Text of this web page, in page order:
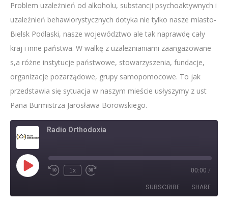
Problem uzależnień od alkoholu, substancji psychoaktywnych i
uzależnień behawiorystycznych dotyka nie tylko nasze miasto-
Bielsk Podlaski, nasze województwo ale tak naprawdę cały
kraj i inne państwa. W walkę z uzależnianiami zaangażowane
s,a różne instytucje państwowe, stowarzyszenia, fundacje,
organizacje pozarządowe, grupy samopomocowe. To jak
przedstawia się sytuacja w naszym mieście usłyszymy z ust
Pana Burmistrza Jarosława Borowskiego.
Radio Orthodoxia
Play
EpisodeRewind
1x
Fast
seconds
00:00 /
SUBSCRIBE SHARE